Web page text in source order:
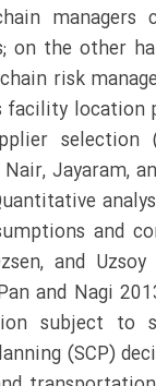
managers
on the other
risk
facility location
selection
Jayaram,
and
and Uzsoy
and Nagi
subject to
(SCP)